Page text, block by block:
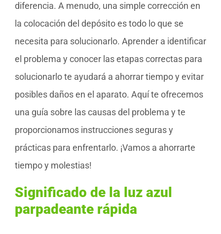
diferencia. A menudo, una simple corrección en
la colocación del depósito es todo lo que se
necesita para solucionarlo. Aprender a identificar
el problema y conocer las etapas correctas para
solucionarlo te ayudará a ahorrar tiempo y evitar
posibles daños en el aparato. Aquí te ofrecemos
una guía sobre las causas del problema y te
proporcionamos instrucciones seguras y
prácticas para enfrentarlo. ¡Vamos a ahorrarte
tiempo y molestias!
Significado de la luz azul
parpadeante rápida